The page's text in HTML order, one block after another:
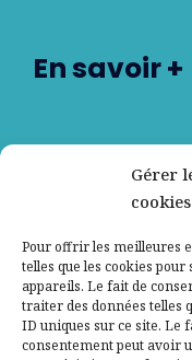
Gérer
cookies
Pour offrir les meilleures
telles que les cookies
appareils. Le fait de
traiter des données telles
ID uniques sur ce site. Le
consentement peut avoir
En savoir +
Contactez-nous
Mentions